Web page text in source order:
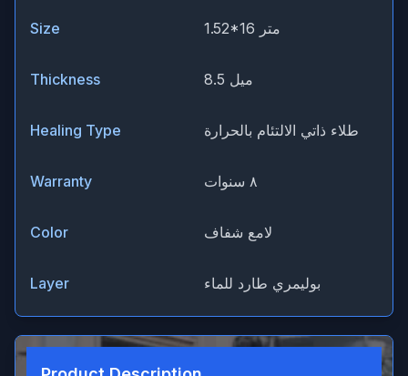
Size 1.52*16 متر
Thickness 8.5 ميل
Healing Type طلاء ذاتي الالتئام بالحرارة
Warranty ٨ سنوات
Color لامع شفاف
Layer بوليمري طارد للماء